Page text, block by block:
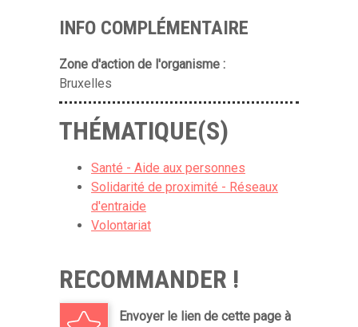
INFO COMPLÉMENTAIRE
Zone d'action de l'organisme :
Bruxelles
THÉMATIQUE(S)
Santé - Aide aux personnes
Solidarité de proximité - Réseaux
d'entraide
Volontariat
RECOMMANDER !
Envoyer le lien de cette page à